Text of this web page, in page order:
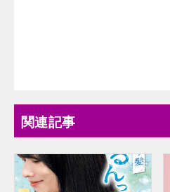
関連記事